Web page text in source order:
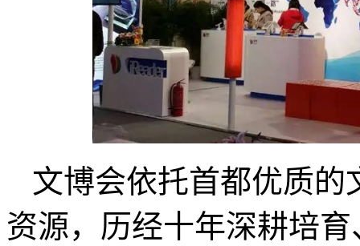
文博会依托首都优质
资源，历经十年深耕培